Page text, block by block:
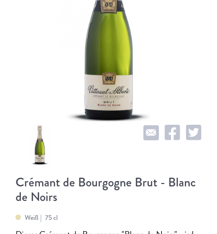
Crémant de Bourgogne Brut - Blanc
de Noirs
Weiß 75 cl